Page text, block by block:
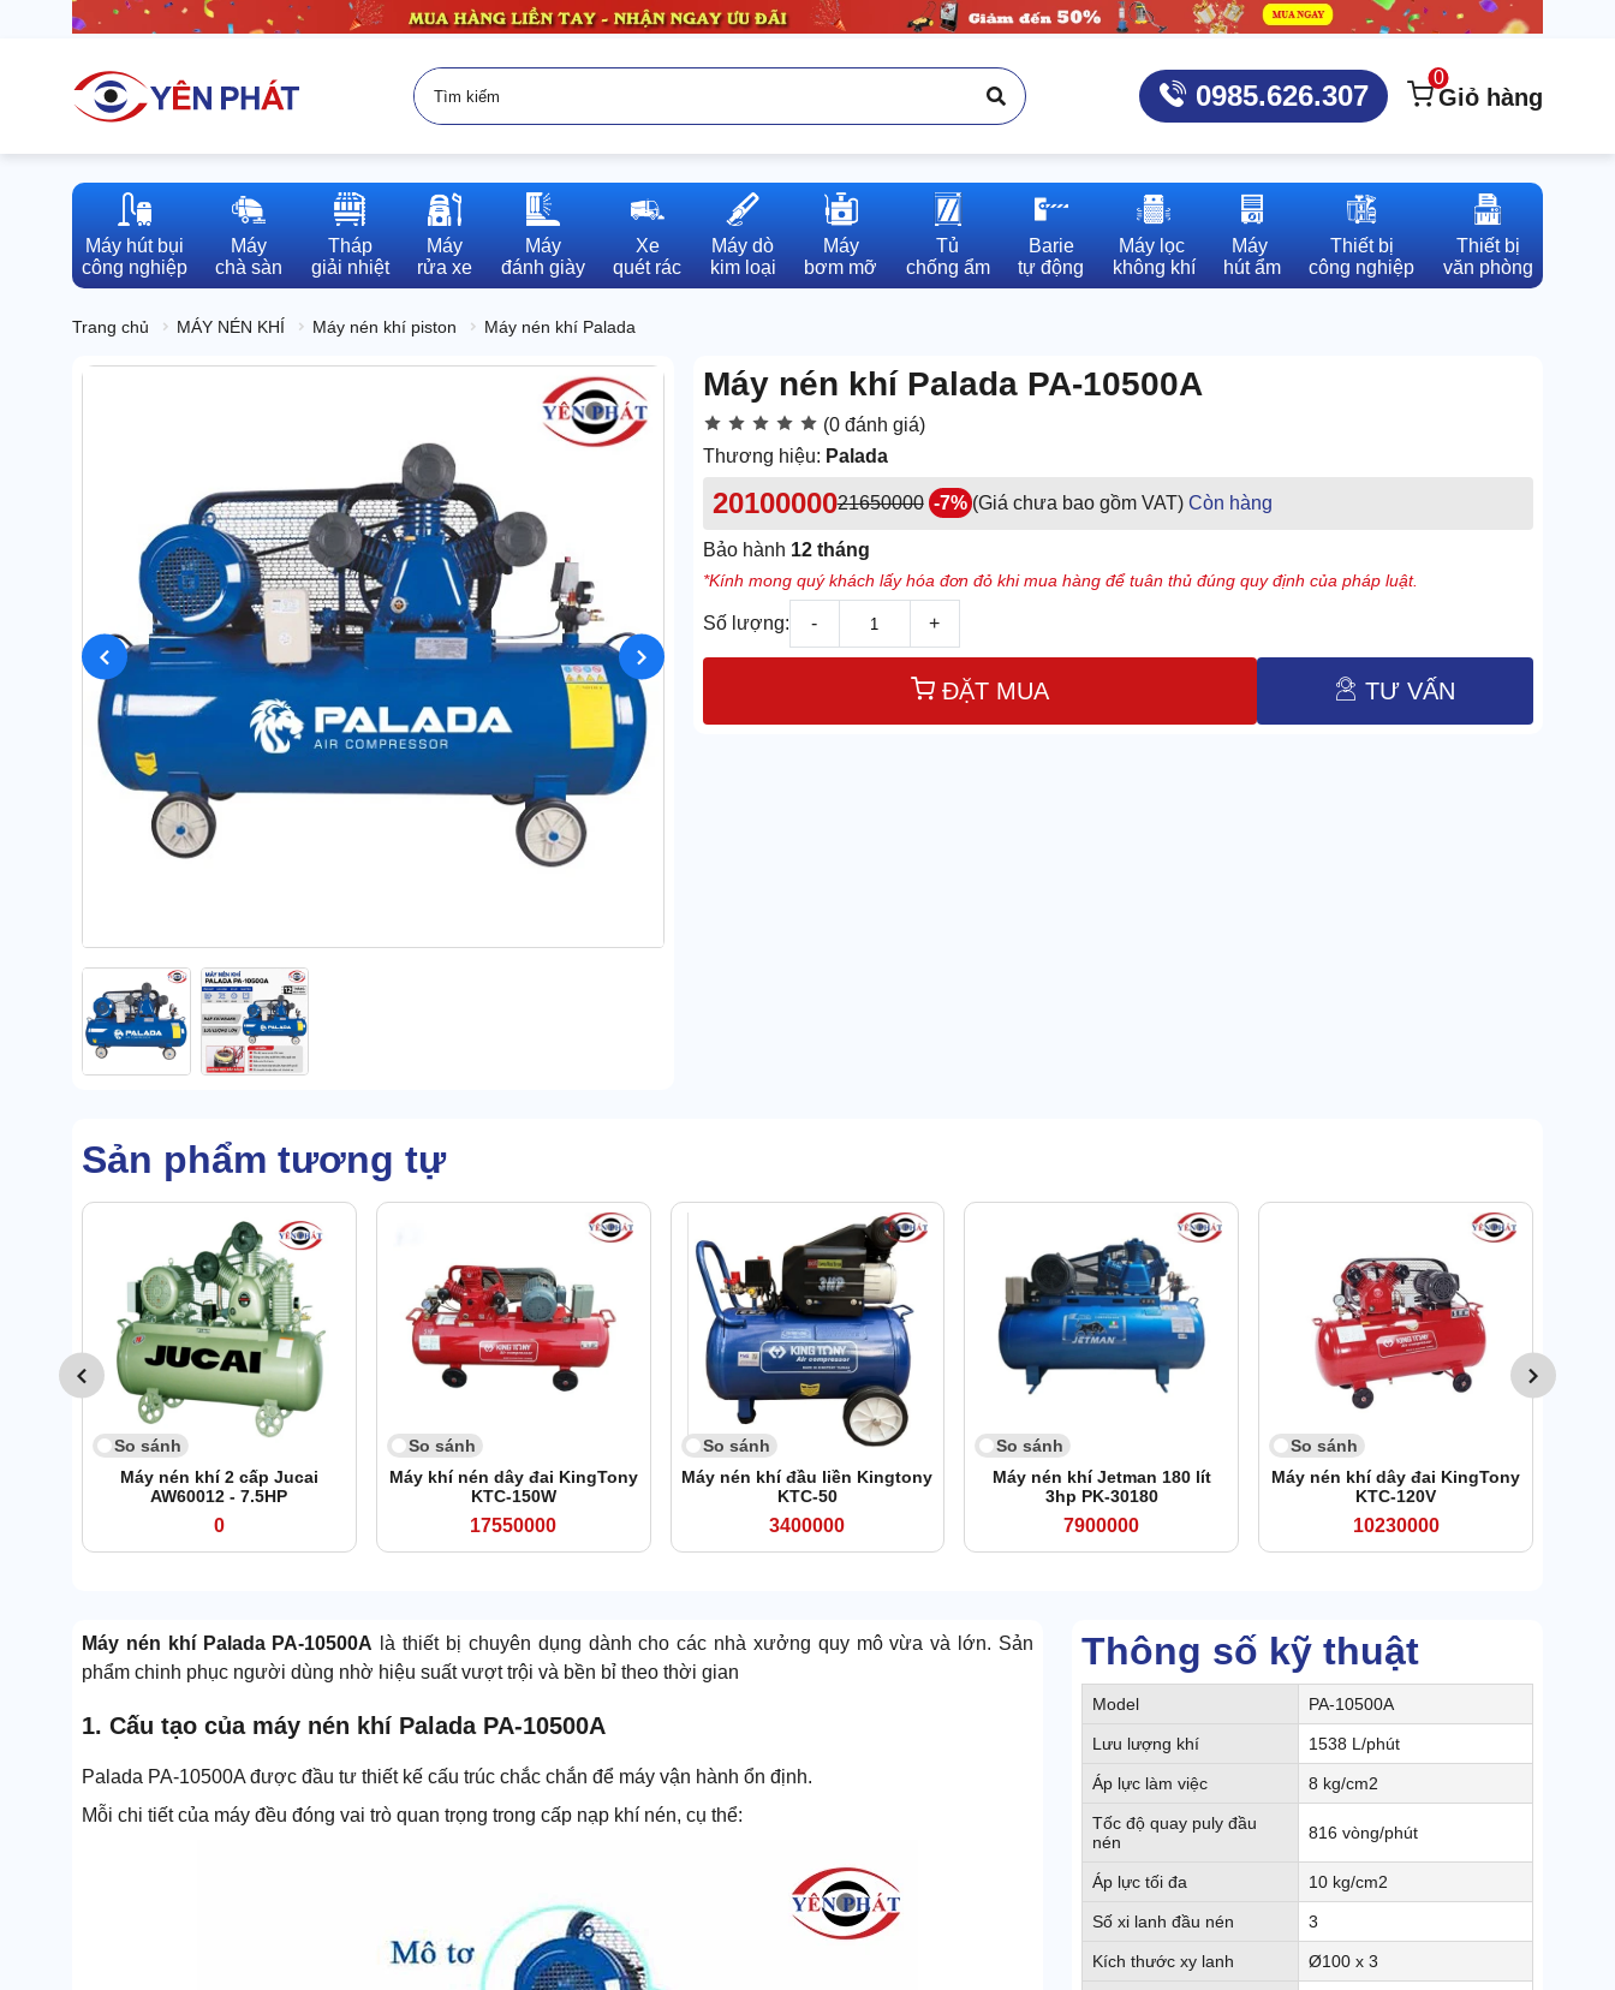
0985.626.307
0
Giỏ hàng
Máy hút bụi
công nghiệp
Máy
chà sàn
Tháp
giải nhiệt
Máy
rửa xe
Máy
đánh giày
Xe
quét rác
Máy dò
kim loại
Máy
bơm mỡ
Tủ
chống ẩm
Barie
tự động
Máy lọc
không khí
Máy
hút ẩm
Thiết bị
công nghiệp
Thiết bị
văn phòng
Trang chủ MÁY NÉN KHÍ Máy nén khí piston Máy nén khí Palada
Máy nén khí Palada PA-10500A
(0 đánh giá)
Thương hiệu: Palada
2010000021650000 -7% (Giá chưa bao gồm VAT) Còn hàng
Bảo hành 12 tháng
*Kính mong quý khách lấy hóa đơn đỏ khi mua hàng để tuân thủ đúng quy định của pháp luật.
Số lượng: - +
ĐẶT MUA TƯ VẤN
Sản phẩm tương tự
So sánh
Máy nén khí 2 cấp Jucai
AW60012 - 7.5HP
0
So sánh
Máy khí nén dây đai KingTony
KTC-150W
17550000
So sánh
Máy nén khí đầu liền Kingtony
KTC-50
3400000
So sánh
Máy nén khí Jetman 180 lít
3hp PK-30180
7900000
So sánh
Máy nén khí dây đai KingTony
KTC-120V
10230000
Thông số kỹ thuật
Model PA-10500A
Lưu lượng khí 1538 L/phút
Áp lực làm việc 8 kg/cm2
Tốc độ quay puly đầu
nén
816 vòng/phút
Áp lực tối đa 10 kg/cm2
Số xi lanh đầu nén 3
Kích thước xy lanh Ø100 x 3
Máy nén khí Palada PA-10500A là thiết bị chuyên dụng dành cho các nhà xưởng quy mô vừa và lớn. Sản
phẩm chinh phục người dùng nhờ hiệu suất vượt trội và bền bỉ theo thời gian
1. Cấu tạo của máy nén khí Palada PA-10500A
Palada PA-10500A được đầu tư thiết kế cấu trúc chắc chắn để máy vận hành ổn định.
Mỗi chi tiết của máy đều đóng vai trò quan trọng trong cấp nạp khí nén, cụ thể: